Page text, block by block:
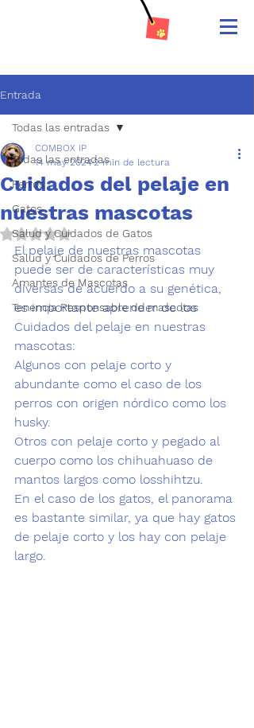
Entrada
Todas las entradas
Perros
Gatos
Salud y Cuidados de Gatos
Salud y Cuidados de Perros
Amantes de Mascotas
Tenencia Responsable de mascotas
Todas las entradas
Cuidados del pelaje en
nuestras mascotas
COMBOX IP
14 may 20242 min de lectura
Obtuvo NaN de 5 estrellas.
El pelaje de nuestras mascotas
puede ser de características muy
diversas de acuerdo a su genética,
es importante aprender de los
Cuidados del pelaje en nuestras
mascotas:
Algunos con pelaje corto y
abundante como el caso de los
perros con origen nórdico como los
husky.
Otros con pelaje corto y pegado al
cuerpo como los chihuahuaso de
mantos largos como losshihtzu.
En el caso de los gatos, el panorama
es bastante similar, ya que hay gatos
de pelaje corto y los hay con pelaje
largo.